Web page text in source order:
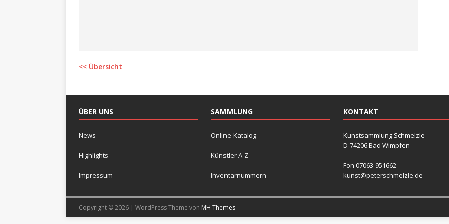
<< Übersicht
ÜBER UNS
News
Highlights
Impressum
SAMMLUNG
Online-Katalog
Künstler A-Z
Inventarnummern
KONTAKT
Kunstsammlung Schmelzle
D-74206 Bad Wimpfen
Fon 07063-951662
kunst@peterschmelzle.de
Copyright © 2026 | WordPress Theme von MH Themes